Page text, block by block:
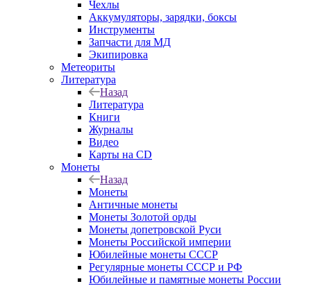
Чехлы
Аккумуляторы, зарядки, боксы
Инструменты
Запчасти для МД
Экипировка
Метеориты
Литература
Назад
Литература
Книги
Журналы
Видео
Карты на CD
Монеты
Назад
Монеты
Античные монеты
Монеты Золотой орды
Монеты допетровской Руси
Монеты Российской империи
Юбилейные монеты СССР
Регулярные монеты СССР и РФ
Юбилейные и памятные монеты России